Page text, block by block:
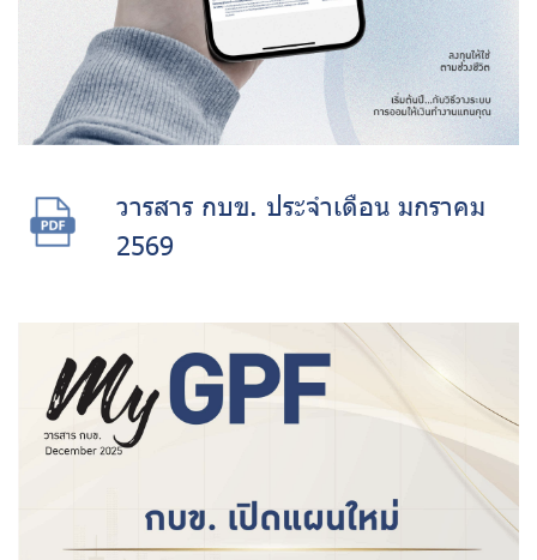
วารสาร กบข. ประจำเดือน มกราคม
2569